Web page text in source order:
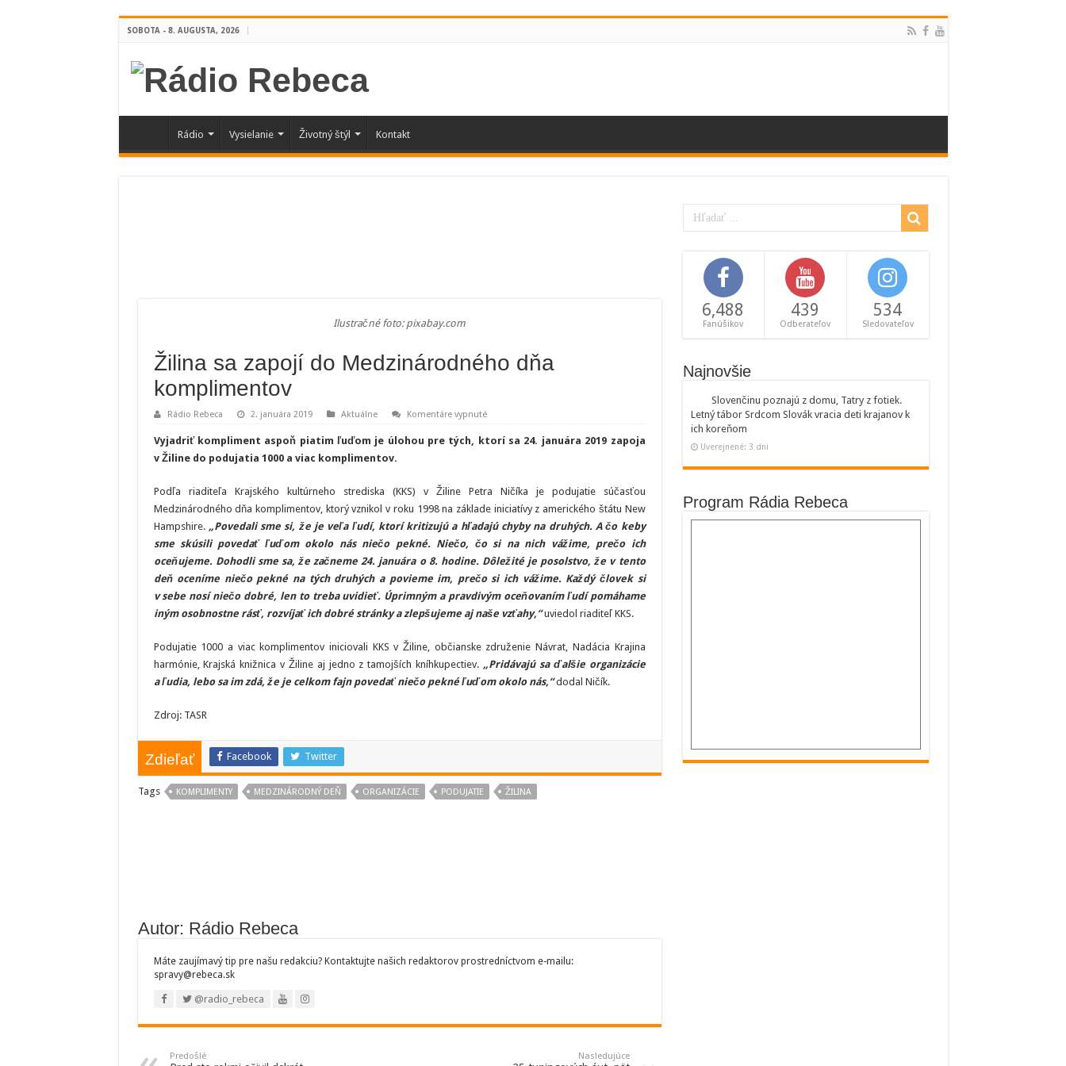
SOBOTA - 8. AUGUSTA, 2026
Rádio Vysielanie Životný štýl Kontakt
Ilustračné foto: pixabay.com
Žilina sa zapojí do Medzinárodného dňa
komplimentov
Rádio Rebeca 2. januára 2019 Aktuálne Komentáre vypnuténa
zapojí
komplimentov
Vyjadriť kompliment aspoň piatim ľuďom je úlohou pre tých, ktorí sa 24. januára 2019 zapoja
v Žiline do podujatia 1000 a viac komplimentov.
Podľa riaditeľa Krajského kultúrneho strediska (KKS) v Žiline Petra Ničíka je podujatie súčasťou
Medzinárodného dňa komplimentov, ktorý vznikol v roku 1998 na základe iniciatívy z amerického štátu New
Hampshire. „Povedali sme si, že je veľa ľudí, ktorí kritizujú a hľadajú chyby na druhých. A čo keby
sme skúsili povedať ľuďom okolo nás niečo pekné. Niečo, čo si na nich vážime, prečo ich
oceňujeme. Dohodli sme sa, že začneme 24. januára o 8. hodine. Dôležité je posolstvo, že v tento
deň oceníme niečo pekné na tých druhých a povieme im, prečo si ich vážime. Každý človek si
v sebe nosí niečo dobré, len to treba uvidieť. Úprimným a pravdivým oceňovaním ľudí pomáhame
iným osobnostne rásť, rozvíjať ich dobré stránky a zlepšujeme aj naše vzťahy,“uviedol riaditeľ KKS.
Podujatie 1000 a viac komplimentov iniciovali KKS v Žiline, občianske združenie Návrat, Nadácia Krajina
harmónie, Krajská knižnica v Žiline aj jedno z tamojších kníhkupectiev. „Pridávajú sa ďalšie organizácie
a ľudia, lebo sa im zdá, že je celkom fajn povedať niečo pekné ľuďom okolo nás,“ dodal Ničík.
Zdroj: TASR
Zdieľať Facebook Twitter
Tags KOMPLIMENTY MEDZINÁRODNÝ DEŇ ORGANIZÁCIE PODUJATIE ŽILINA
Autor: Rádio Rebeca
Máte zaujímavý tip pre našu redakciu? Kontaktujte našich redaktorov prostredníctvom e-mailu:
spravy@rebeca.sk
@radio_rebeca
Predošlé Nasledujúce
6,488
Fanúšikov
439
Odberateľov
534
Sledovateľov
Najnovšie
Slovenčinu poznajú z domu, Tatry z fotiek.
Letný tábor Srdcom Slovák vracia deti krajanov k
ich koreňom
Uverejnené: 3 dni
Program Rádia Rebeca